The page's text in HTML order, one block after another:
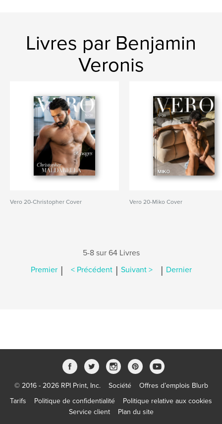
Livres par Benjamin
Veronis
Vero 20-Christopher Cover Vero 20-Miko Cover
5-8 sur 64 Livres
Premier | < Précédent | Suivant > | Dernier
© 2016 - 2026 RPI Print, Inc. Société
Offres d’emplois Blurb
Tarifs
Politique de confidentialité
Politique relative aux cookies
Service client
Plan du site